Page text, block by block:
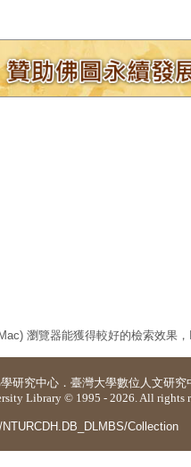
瀏覽器能獲得較好的檢索效果，
研究中心 ． 臺灣大學數位人文研究
Library © 1995 - 2026. All rights
Collection